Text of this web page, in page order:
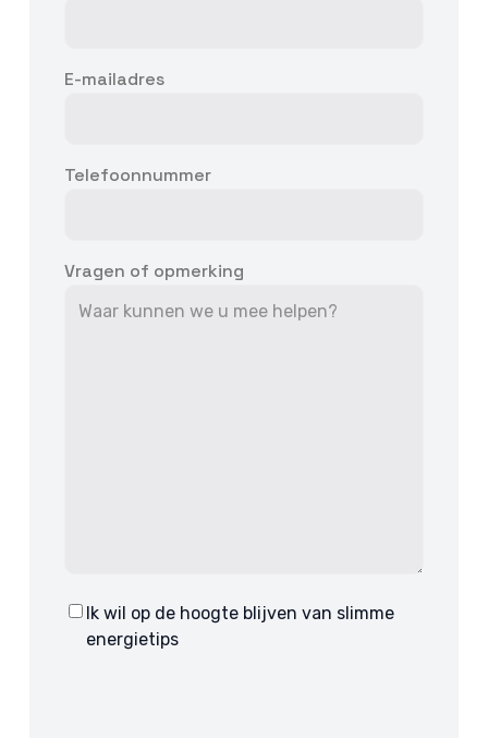
E-mailadres
Telefoonnummer
Vragen of opmerking
Consent
Ik wil op de hoogte blijven van slimme
energietips